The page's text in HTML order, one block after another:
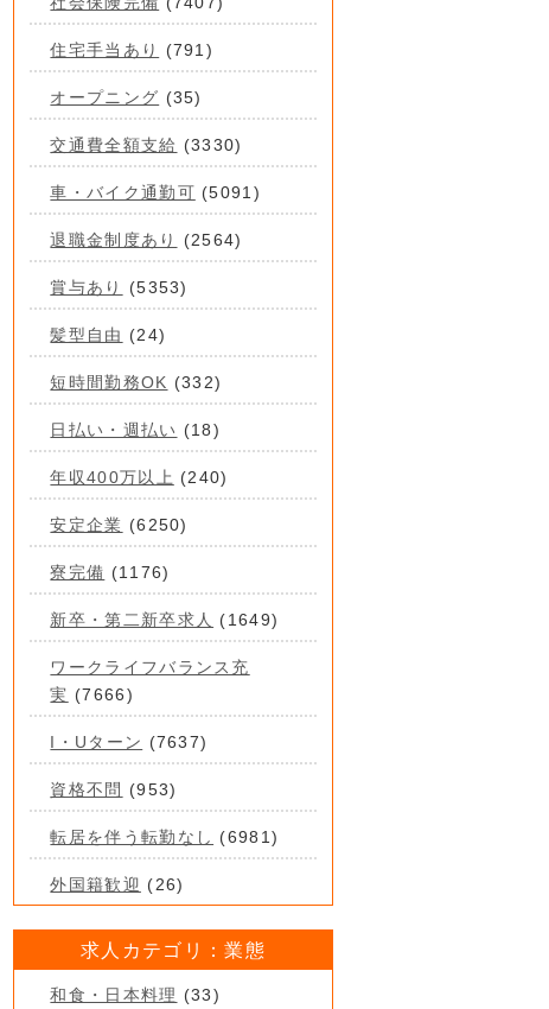
住宅手当あり (791)
オープニング (35)
交通費全額支給 (3330)
車・バイク通勤可 (5091)
退職金制度あり (2564)
賞与あり (5353)
髪型自由 (24)
短時間勤務OK (332)
日払い・週払い (18)
年収400万以上 (240)
安定企業 (6250)
寮完備 (1176)
新卒・第二新卒求人 (1649)
ワークライフバランス充
実 (7666)
I・Uターン (7637)
資格不問 (953)
転居を伴う転勤なし (6981)
外国籍歓迎 (26)
求人カテゴリ：業態
和食・日本料理 (33)